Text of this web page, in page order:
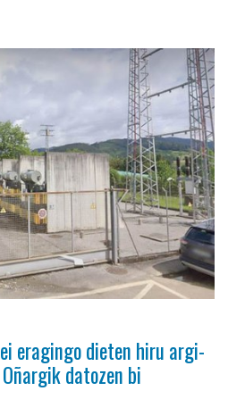
eragingo dieten hiru argi-
datozen bi